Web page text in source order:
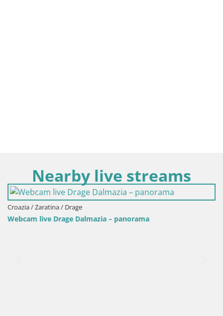
Nearby live streams
Croazia / Zaratina / Drage
Webcam live Drage Dalmazia – panorama